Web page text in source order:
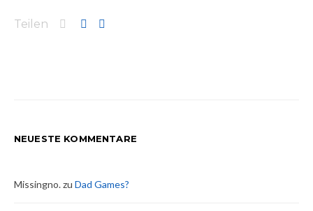
Teilen
NEUESTE KOMMENTARE
Missingno.zu Dad Games?